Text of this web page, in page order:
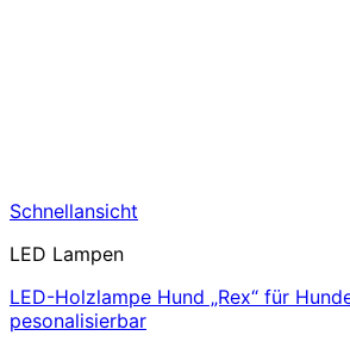
Schnellansicht
LED Lampen
LED-Holzlampe Hund „Rex“ für
pesonalisierbar